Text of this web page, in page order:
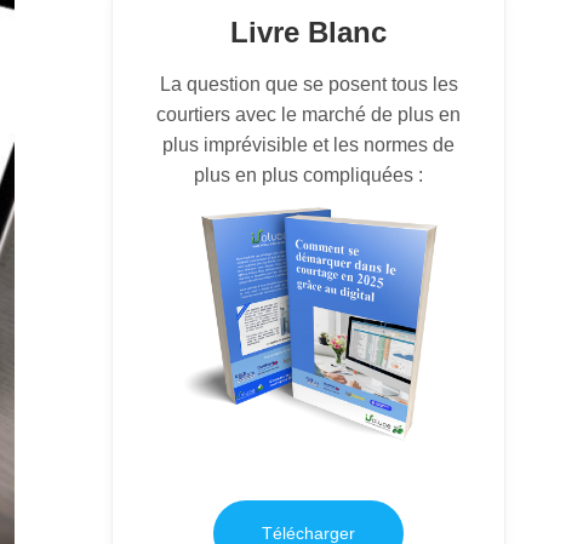
Livre Blanc
La question que se posent tous les
courtiers avec le marché de plus en
plus imprévisible et les normes de
plus en plus compliquées :
Télécharger